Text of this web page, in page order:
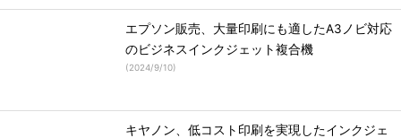
エプソン販売、大量印刷にも適したA3ノビ対応
のビジネスインクジェット複合機
(2024/9/10)
キヤノン、低コスト印刷を実現したインクジェ